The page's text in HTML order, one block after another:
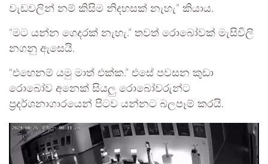
වැඩවලින් නම් කිසිම නිදහසක් නැහැ” කියාය.
“මට යන්න ගෙදරක් නැහැ.” තවත් රොබෝවක් මැසිවිලි
නගනු ඇසෙයි.
“එහෙනම් යමු මාත් එක්ක.” එසේ පවසන කුඩා
රොබෝව අනෙක් සියලු රොබෝවරුන්ට
ප්‍රදර්ශනාගාරයෙන් පිටව යන්නට බලපෑම් කරයි.